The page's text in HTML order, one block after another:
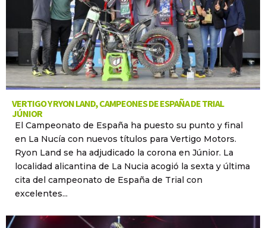
VERTIGO Y RYON LAND, CAMPEONES DE ESPAÑA DE TRIAL
JÚNIOR
El Campeonato de España ha puesto su punto y final
en La Nucía con nuevos títulos para Vertigo Motors.
Ryon Land se ha adjudicado la corona en Júnior. La
localidad alicantina de La Nucia acogió la sexta y última
cita del campeonato de España de Trial con
excelentes...